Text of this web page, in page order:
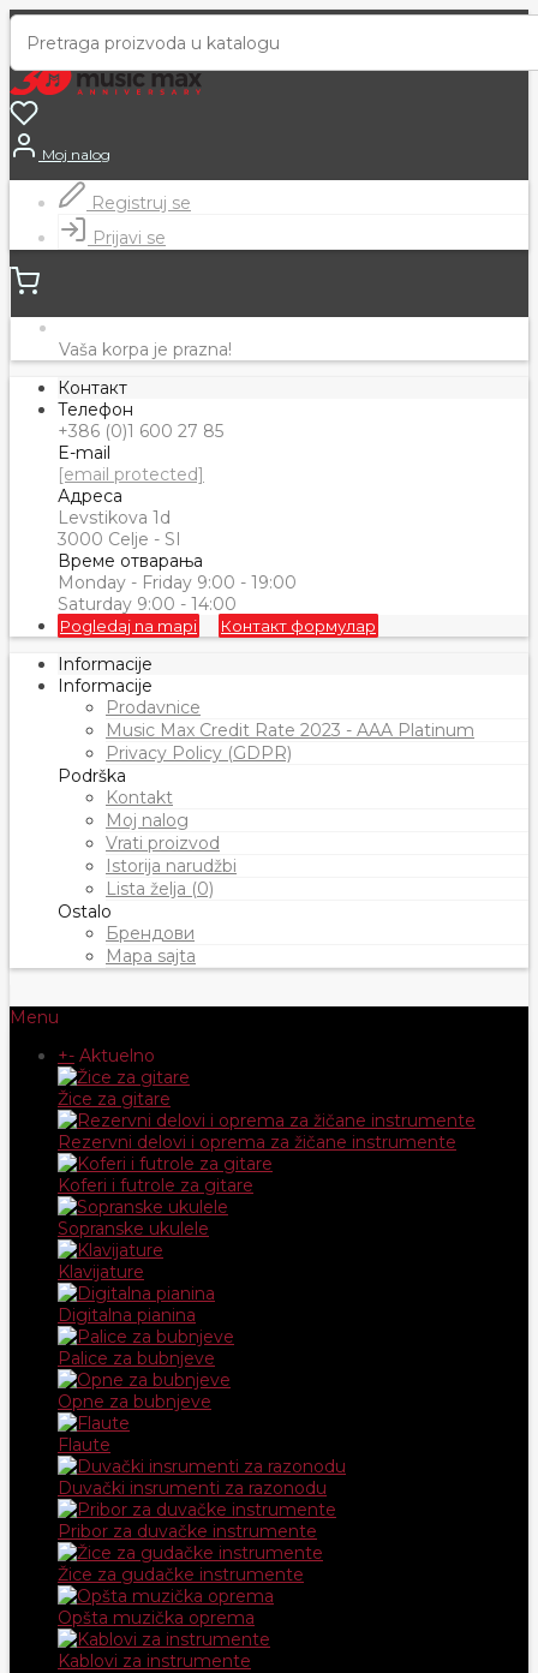
Moj nalog
Registruj se
Prijavi se
Vaša korpa je prazna!
Контакт
Телефон
+386 (0)1 600 27 85
E-mail
[email protected]
Адреса
Levstikova 1d
3000 Celje - SI
Време отварања
Monday - Friday 9:00 - 19:00
Saturday 9:00 - 14:00
Pogledaj na mapi Контакт формулар
Informacije
Informacije
Prodavnice
Music Max Credit Rate 2023 - AAA Platinum
Privacy Policy (GDPR)
Podrška
Kontakt
Moj nalog
Vrati proizvod
Istorija narudžbi
Lista želja (0)
Ostalo
Брендови
Mapa sajta
Menu
+- Aktuelno
Žice za gitare
Rezervni delovi i oprema za žičane instrumente
Koferi i futrole za gitare
Sopranske ukulele
Klavijature
Digitalna pianina
Palice za bubnjeve
Opne za bubnjeve
Flaute
Duvački insrumenti za razonodu
Pribor za duvačke instrumente
Žice za gudačke instrumente
Opšta muzička oprema
Kablovi za instrumente